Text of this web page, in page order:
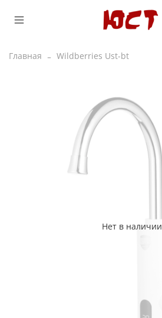
Главная Wildberries Ust-bt
Нет в наличии